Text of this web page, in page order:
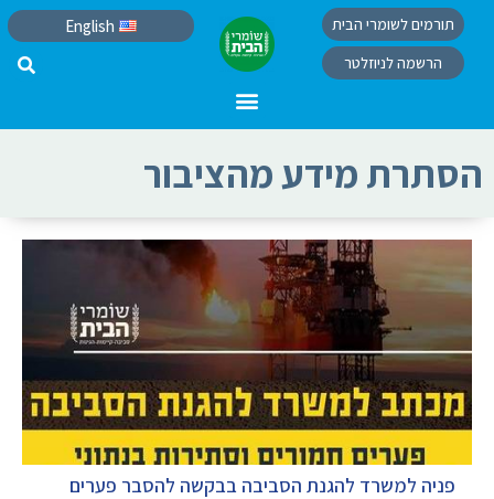
תורמים לשומרי הבית
הרשמה לניוזלטר
English
הסתרת מידע מהציבור
פניה למשרד להגנת הסביבה בבקשה להסבר פערים